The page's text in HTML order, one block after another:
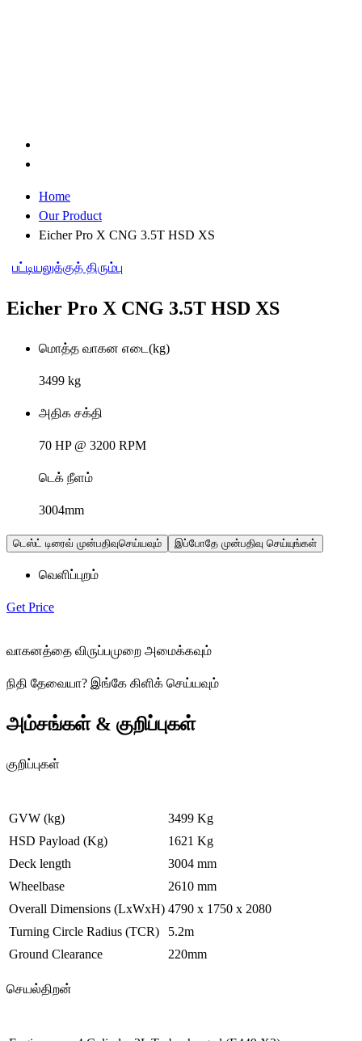
Home
Our Product
Eicher Pro X CNG 3.5T HSD XS
பட்டியலுக்குத் திரும்பு
Eicher Pro X CNG 3.5T HSD XS
மொத்த வாகன எடை(kg)
3499 kg
அதிக சக்தி
70 HP @ 3200 RPM
டெக் நீளம்
3004mm
டெஸ்ட் டிரைவ் முன்பதிவுசெய்யவும் இப்போதே முன்பதிவு செய்யுங்கள்
வெளிப்புறம்
Get Price
வாகனத்தை விருப்பமுறை அமைக்கவும்
நிதி தேவையா? இங்கே கிளிக் செய்யவும்
அம்சங்கள் & குறிப்புகள்
குறிப்புகள்
GVW (kg)
3499 Kg
HSD Payload (Kg)
1621 Kg
Deck length
3004 mm
Wheelbase
2610 mm
Overall Dimensions (LxWxH) 4790 x 1750 x 2080
Turning Circle Radius (TCR)
5.2m
Ground Clearance
220mm
செயல்திறன்